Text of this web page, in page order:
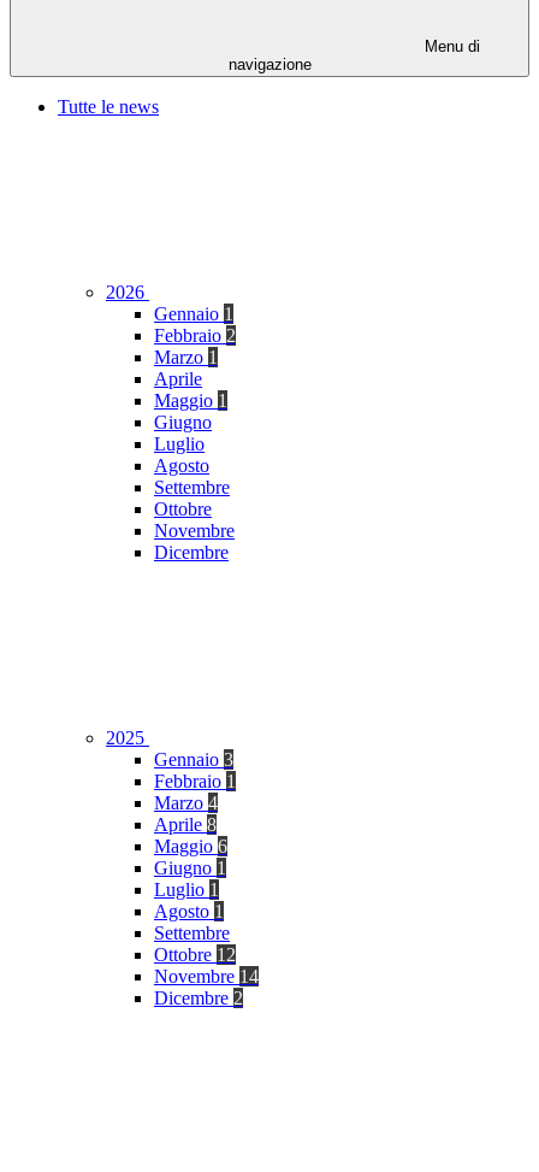
Menu di
navigazione
Tutte le news
2026
Gennaio 1
Febbraio 2
Marzo 1
Aprile
Maggio 1
Giugno
Luglio
Agosto
Settembre
Ottobre
Novembre
Dicembre
2025
Gennaio 3
Febbraio 1
Marzo 4
Aprile 8
Maggio 6
Giugno 1
Luglio 1
Agosto 1
Settembre
Ottobre 12
Novembre 14
Dicembre 2